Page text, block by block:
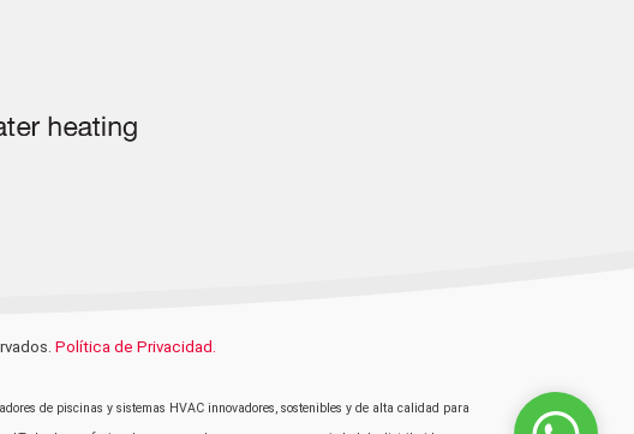
Política de Privacidad.
de piscinas y sistemas HVAC innovadores, sostenibles y de alta calidad para